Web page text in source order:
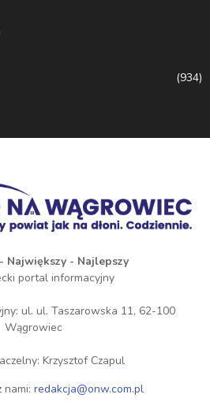
(934)
Największy - Najlepszy
portal informacyjny
ul. ul. Taszarowska 11, 62-100
Wągrowiec
Krzysztof Czapul
nami: redakcja@onw.com.pl